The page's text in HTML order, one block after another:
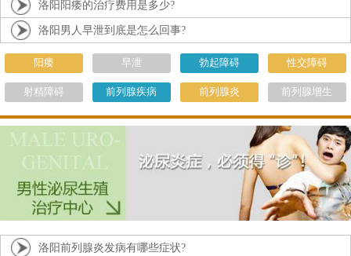
洛阳阳痿的治疗费用是多少?
洛阳男人早泄到底是怎么回事?
阳痿 早泄 勃起障碍 性交障碍
射精障碍 前列腺疾病 前列腺炎 前列腺增生
洛阳前列腺炎发病有哪些症状?